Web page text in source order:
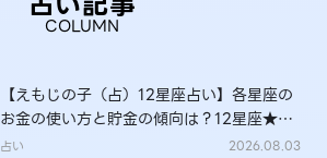
COLUMN
【えもじの子（占）12星座占い】各星座の
お金の使い方と貯金の傾向は？12星座★徹
底解説
占い 2026.08.03